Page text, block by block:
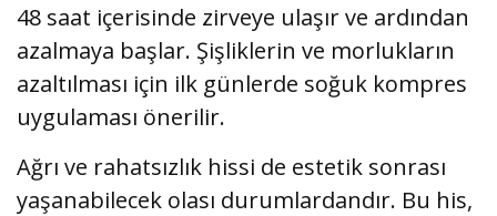
48 saat içerisinde zirveye ulaşır ve ardından
azalmaya başlar. Şişliklerin ve morlukların
azaltılması için ilk günlerde soğuk kompres
uygulaması önerilir.
Ağrı ve rahatsızlık hissi de estetik sonrası
yaşanabilecek olası durumlardandır. Bu his,